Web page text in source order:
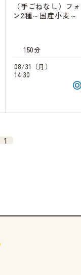
（手ごねなし）フ
ン2種～国産小麦～
150分
08/31（月）
14:30
1